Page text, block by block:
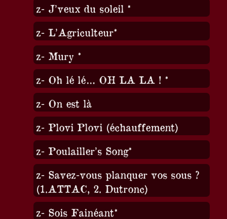
z- J’veux du soleil *
z- L’Agriculteur*
z- Mury *
z- Oh lé lé… OH LA LA ! *
z- On est là
z- Plovi Plovi (échauffement)
z- Poulailler’s Song*
z- Savez-vous planquer vos sous ?
(1.ATTAC, 2. Dutronc)
z- Sois Fainéant*